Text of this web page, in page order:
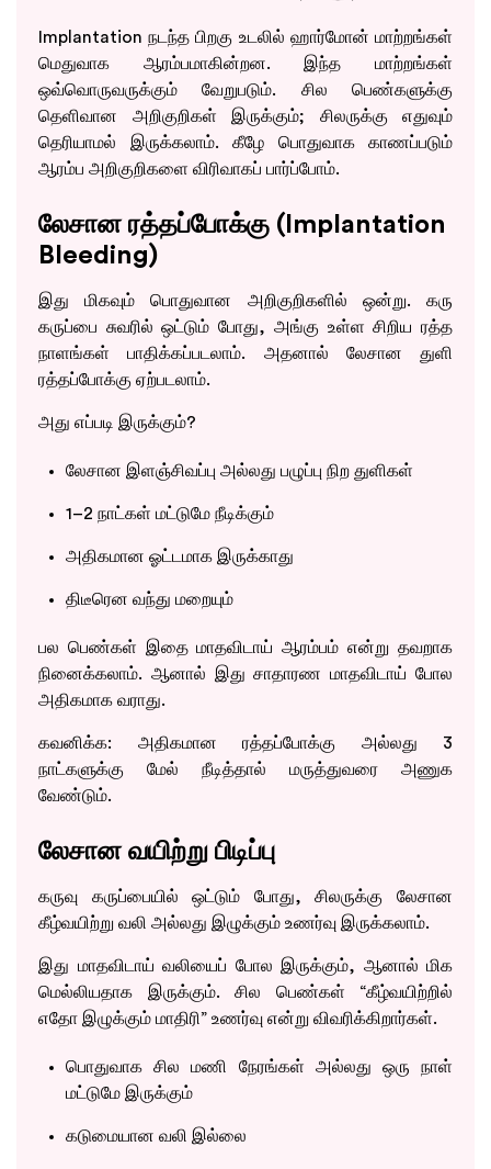
Implantation நடந்த பிறகு உடலில் ஹார்மோன் மாற்றங்கள்
மெதுவாக ஆரம்பமாகின்றன. இந்த மாற்றங்கள்
ஒவ்வொருவருக்கும் வேறுபடும். சில பெண்களுக்கு
தெளிவான அறிகுறிகள் இருக்கும்; சிலருக்கு எதுவும்
தெரியாமல் இருக்கலாம். கீழே பொதுவாக காணப்படும்
ஆரம்ப அறிகுறிகளை விரிவாகப் பார்ப்போம்.
லேசான ரத்தப்போக்கு (Implantation
Bleeding)
இது மிகவும் பொதுவான அறிகுறிகளில் ஒன்று. கரு
கருப்பை சுவரில் ஒட்டும் போது, அங்கு உள்ள சிறிய ரத்த
நாளங்கள் பாதிக்கப்படலாம். அதனால் லேசான துளி
ரத்தப்போக்கு ஏற்படலாம்.
அது எப்படி இருக்கும்?
லேசான இளஞ்சிவப்பு அல்லது பழுப்பு நிற துளிகள்
1–2 நாட்கள் மட்டுமே நீடிக்கும்
அதிகமான ஓட்டமாக இருக்காது
திடீரென வந்து மறையும்
பல பெண்கள் இதை மாதவிடாய் ஆரம்பம் என்று தவறாக
நினைக்கலாம். ஆனால் இது சாதாரண மாதவிடாய் போல
அதிகமாக வராது.
கவனிக்க: அதிகமான ரத்தப்போக்கு அல்லது 3
நாட்களுக்கு மேல் நீடித்தால் மருத்துவரை அணுக
வேண்டும்.
லேசான வயிற்று பிடிப்பு
கருவு கருப்பையில் ஒட்டும் போது, சிலருக்கு லேசான
கீழ்வயிற்று வலி அல்லது இழுக்கும் உணர்வு இருக்கலாம்.
இது மாதவிடாய் வலியைப் போல இருக்கும், ஆனால் மிக
மெல்லியதாக இருக்கும். சில பெண்கள் “கீழ்வயிற்றில்
எதோ இழுக்கும் மாதிரி” உணர்வு என்று விவரிக்கிறார்கள்.
பொதுவாக சில மணி நேரங்கள் அல்லது ஒரு நாள்
மட்டுமே இருக்கும்
கடுமையான வலி இல்லை